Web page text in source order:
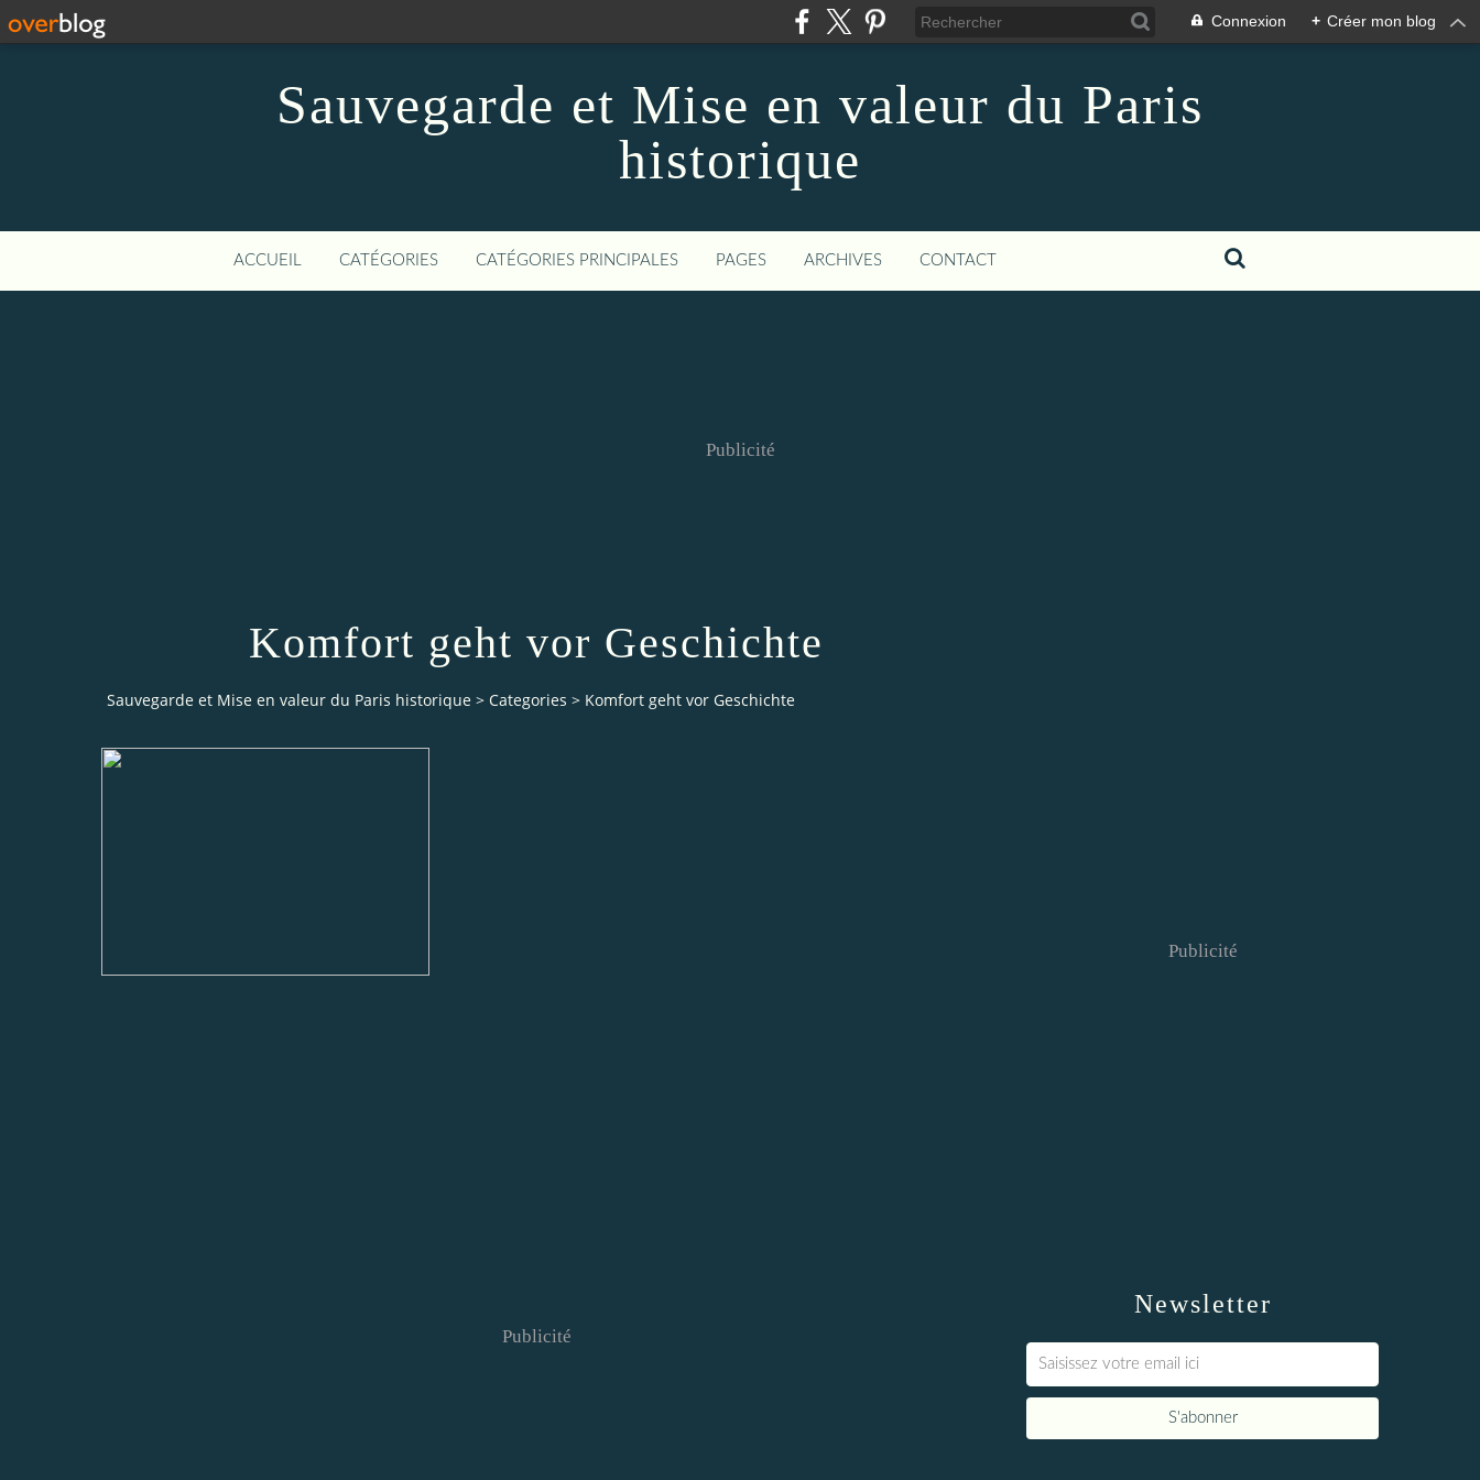
Connexion + Créer mon blog
Sauvegarde et Mise en valeur du Paris
historique
ACCUEIL CATÉGORIES CATÉGORIES PRINCIPALES PAGES ARCHIVES CONTACT
Publicité
Komfort geht vor Geschichte
Sauvegarde et Mise en valeur du Paris historique > Categories > Komfort geht vor Geschichte
Publicité
Newsletter
Publicité